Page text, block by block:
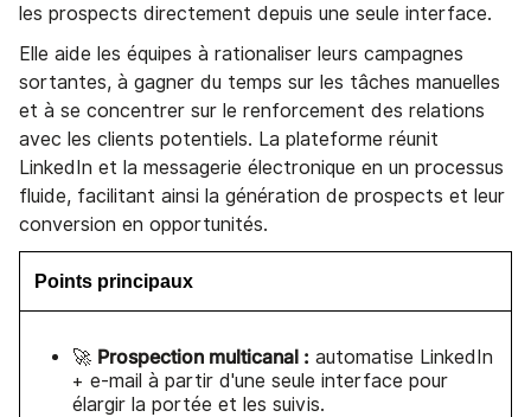
les prospects directement depuis une seule interface.
Elle aide les équipes à rationaliser leurs campagnes
sortantes, à gagner du temps sur les tâches manuelles
et à se concentrer sur le renforcement des relations
avec les clients potentiels. La plateforme réunit
LinkedIn et la messagerie électronique en un processus
fluide, facilitant ainsi la génération de prospects et leur
conversion en opportunités.
Points principaux
🚀 Prospection multicanal : automatise LinkedIn
+ e-mail à partir d'une seule interface pour
élargir la portée et les suivis.